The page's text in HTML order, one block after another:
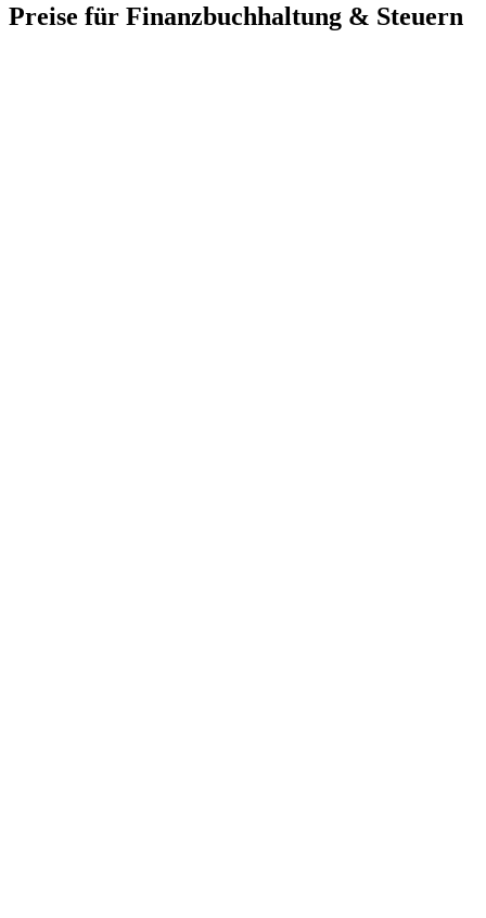
Preise für Finanzbuchhaltung & Steuern